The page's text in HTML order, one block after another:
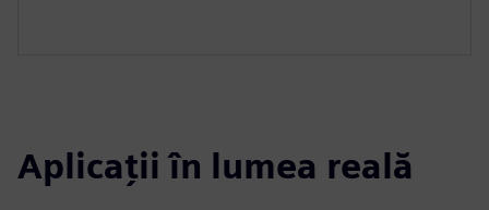
Aplicații în lumea reală